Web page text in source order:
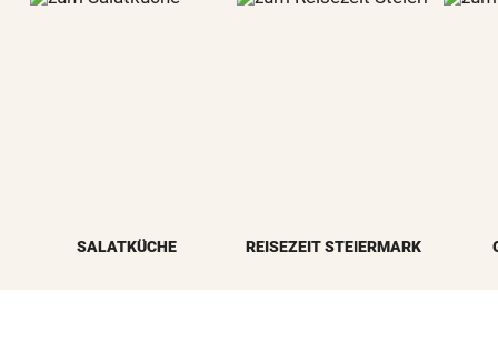
SALATKÜCHE REISEZEIT STEIERMARK